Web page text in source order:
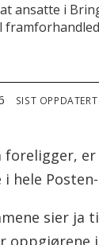
ansatte i
SIST OPPDATERT
foreligger,
hele
sier
oppgjørene